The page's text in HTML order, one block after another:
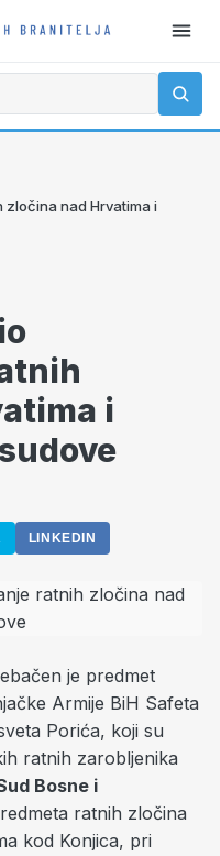
zločina nad Hrvatima i
i
LINKEDIN
je predmet
Armije BiH Safeta
Porića, koji su
ratnih zarobljenika
Bosne i
ratnih zločina
kod Konjica, pri